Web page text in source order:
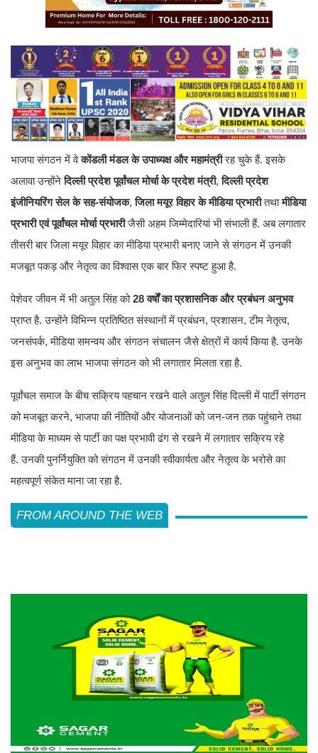
भाजपा संगठन में वेकोंडली मंडल के उपाध्यक्ष और महामंत्रीरह चुके हैं. इसके
अलावा उन्होंनेदिल्ली प्रदेश पूर्वांचल मोर्चा के प्रदेश मंत्री,दिल्ली प्रदेश
इंजीनियरिंग सेल के सह-संयोजक,जिला मयूर विहार के मीडिया प्रभारीतथामीडिया
प्रभारी एवं पूर्वांचल मोर्चा प्रभारीजैसी अहम जिम्मेदारियां भी संभाली हैं. अब लगातार
तीसरी बार जिला मयूर विहार का मीडिया प्रभारी बनाए जाने से संगठन में उनकी
मजबूत पकड़ और नेतृत्व का विश्वास एक बार फिर स्पष्ट हुआ है.
पेशेवर जीवन में भी अतुल सिंह को28 वर्षों का प्रशासनिक और प्रबंधन अनुभव
प्राप्त है. उन्होंने विभिन्न प्रतिष्ठित संस्थानों में प्रबंधन, प्रशासन, टीम नेतृत्व,
जनसंपर्क, मीडिया समन्वय और संगठन संचालन जैसे क्षेत्रों में कार्य किया है. उनके
इस अनुभव का लाभ भाजपा संगठन को भी लगातार मिलता रहा है.
पूर्वांचल समाज के बीच सक्रिय पहचान रखने वाले अतुल सिंह दिल्ली में पार्टी संगठन
को मजबूत करने, भाजपा की नीतियों और योजनाओं को जन-जन तक पहुंचाने तथा
मीडिया के माध्यम से पार्टी का पक्ष प्रभावी ढंग से रखने में लगातार सक्रिय रहे
हैं. उनकी पुनर्नियुक्ति को संगठन में उनकी स्वीकार्यता और नेतृत्व के भरोसे का
महत्वपूर्ण संकेत माना जा रहा है.
FROM AROUND THE WEB